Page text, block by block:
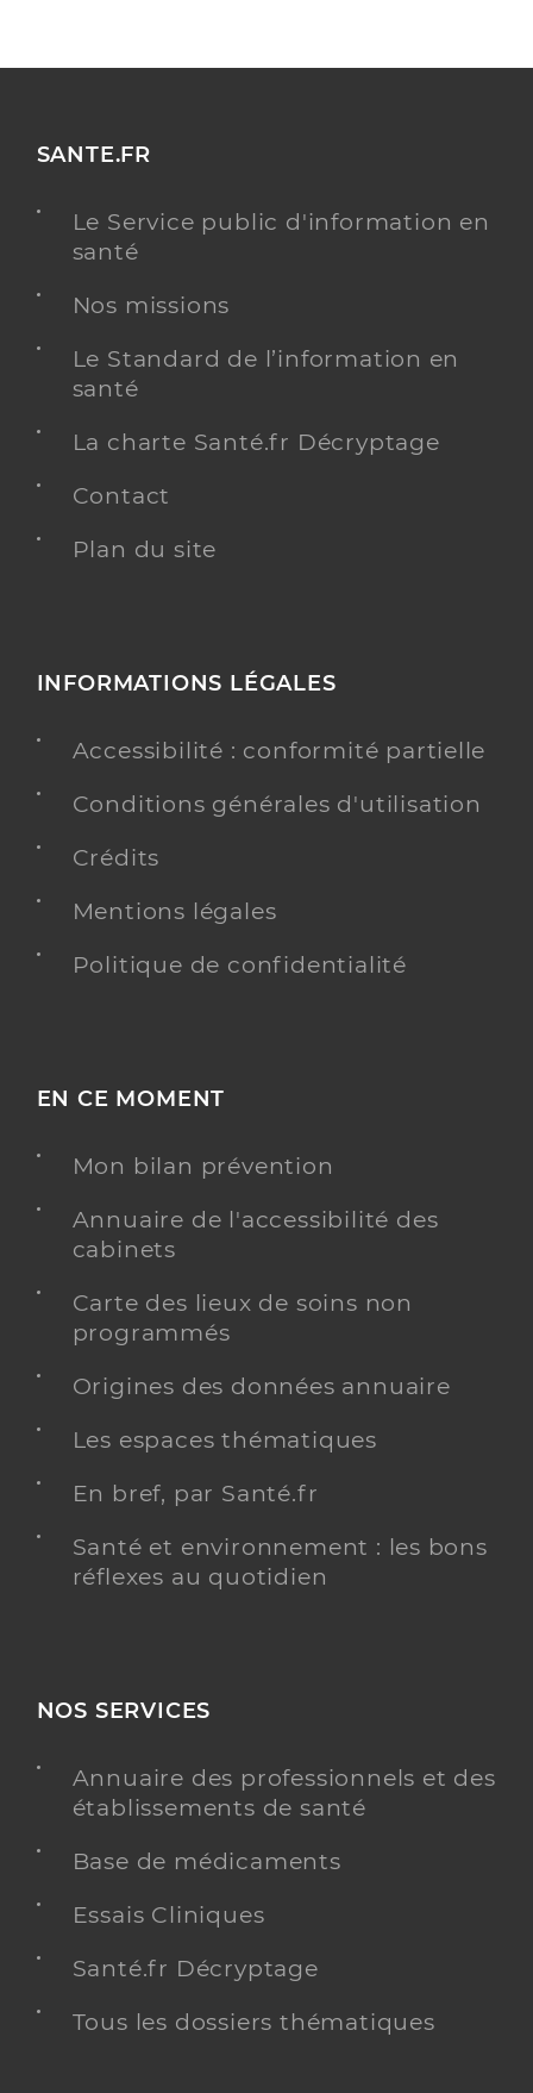
SANTE.FR
Le Service public d'information en
santé
Nos missions
Le Standard de l’information en
santé
La charte Santé.fr Décryptage
Contact
Plan du site
INFORMATIONS LÉGALES
Accessibilité : conformité partielle
Conditions générales d'utilisation
Crédits
Mentions légales
Politique de confidentialité
EN CE MOMENT
Mon bilan prévention
Annuaire de l'accessibilité des
cabinets
Carte des lieux de soins non
programmés
Origines des données annuaire
Les espaces thématiques
En bref, par Santé.fr
Santé et environnement : les bons
réflexes au quotidien
NOS SERVICES
Annuaire des professionnels et des
établissements de santé
Base de médicaments
Essais Cliniques
Santé.fr Décryptage
Tous les dossiers thématiques